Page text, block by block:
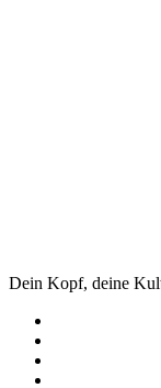
Dein Kopf, deine